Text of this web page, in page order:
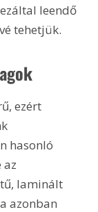
leendő
tehetjük.
ezért
hasonló
az
laminált
azonban